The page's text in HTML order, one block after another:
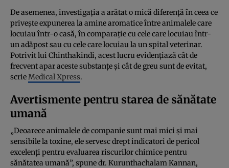
De asemenea, investigația a arătat o mică diferență în ceea ce
privește expunerea la amine aromatice între animalele care
locuiau într-o casă, în comparație cu cele care locuiau într-
un adăpost sau cu cele care locuiau la un spital veterinar.
Potrivit lui Chinthakindi, acest lucru evidențiază cât de
frecvent apar aceste substanțe și cât de greu sunt de evitat,
scrieMedical Xpress.
Avertismente pentru starea de sănătate
umană
„Deoarece animalele de companie sunt mai mici și mai
sensibile la toxine, ele servesc drept indicatori de pericol
excelenți pentru evaluarea riscurilor chimice pentru
sănătatea umană”, spune dr. Kurunthachalam Kannan,